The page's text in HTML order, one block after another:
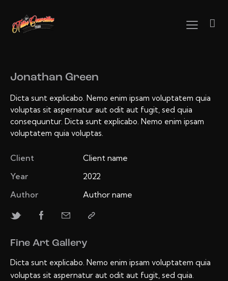
Jonathan Green
Dicta sunt explicabo. Nemo enim ipsam voluptatem quia
voluptas sit aspernatur aut odit aut fugit, sed quia
consequuntur. Dicta sunt explicabo. Nemo enim ipsam
voluptatem quia voluptas.
Client
Client name
Year
2022
Author
Author name
Fine Art Gallery
Dicta sunt explicabo. Nemo enim ipsam voluptatem quia
voluptas sit aspernatur aut odit aut fugit, sed quia.